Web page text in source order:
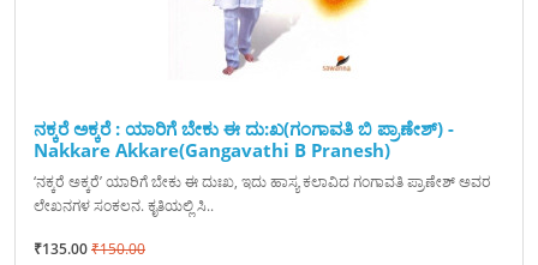
ನಕ್ಕರೆ ಅಕ್ಕರೆ : ಯಾರಿಗೆ ಬೇಕು ಈ ದು:ಖ(ಗಂಗಾವತಿ ಬಿ ಪ್ರಾಣೇಶ್) -
Nakkare Akkare(Gangavathi B Pranesh)
‘ನಕ್ಕರೆ ಅಕ್ಕರೆ’ ಯಾರಿಗೆ ಬೇಕು ಈ ದುಃಖ, ಇದು ಹಾಸ್ಯ ಕಲಾವಿದ ಗಂಗಾವತಿ ಪ್ರಾಣೇಶ್ ಅವರ
ಲೇಖನಗಳ ಸಂಕಲನ. ಕೃತಿಯಲ್ಲಿ ಸಿ..
₹135.00₹150.00